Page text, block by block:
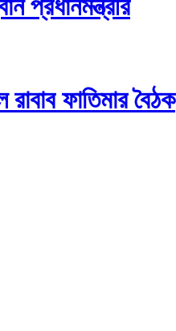
প্রধানমন্ত্রীর
রাবাব ফাতিমার বৈঠক